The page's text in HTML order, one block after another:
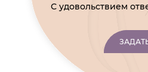
С удовольствием